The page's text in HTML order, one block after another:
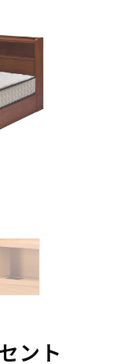
ント